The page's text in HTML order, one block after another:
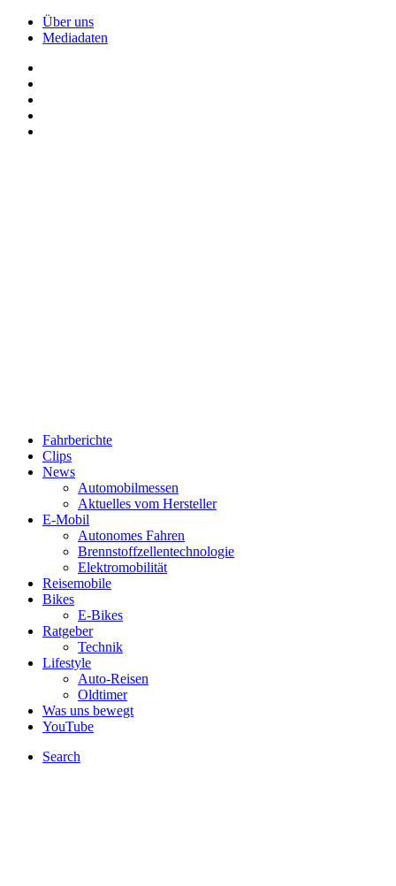
Über uns
Mediadaten
Fahrberichte
Clips
News
Automobilmessen
Aktuelles vom Hersteller
E-Mobil
Autonomes Fahren
Brennstoffzellentechnologie
Elektromobilität
Reisemobile
Bikes
E-Bikes
Ratgeber
Technik
Lifestyle
Auto-Reisen
Oldtimer
Was uns bewegt
YouTube
Search